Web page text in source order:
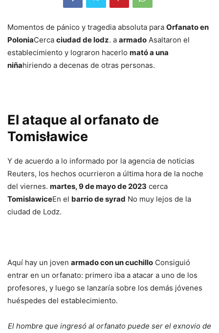
Momentos de pánico y tragedia absoluta para Orfanato en
PoloniaCerca ciudad de lodz. a armado Asaltaron el
establecimiento y lograron hacerlo mató a una
niñahiriendo a decenas de otras personas.
El ataque al orfanato de
Tomisławice
Y de acuerdo a lo informado por la agencia de noticias
Reuters, los hechos ocurrieron a última hora de la noche
del viernes. martes, 9 de mayo de 2023 cerca
TomislawiceEn el barrio de syrad No muy lejos de la
ciudad de Lodz.
Aquí hay un joven armado con un cuchillo Consiguió
entrar en un orfanato: primero iba a atacar a uno de los
profesores, y luego se lanzaría sobre los demás jóvenes
huéspedes del establecimiento.
El hombre que ingresó al orfanato puede ser el exnovio de